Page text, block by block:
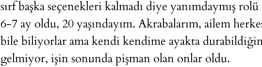
sırf başka seçenekleri kalmadı diye yanımdaymış
6-7 ay oldu, 20 yaşındayım. Akrabalarım, ailem
bile biliyorlar ama kendi kendime ayakta
gelmiyor, işin sonunda pişman olan onlar oldu.